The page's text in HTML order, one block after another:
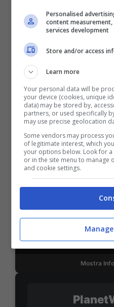
Per i nuovi utenti della
Bonus Scommesse +
Mostra
Bonus Benvenuto
50% sul
Mostra
Personalised
content measurement,
services development
Store and/or access
Learn more
Your personal data will be
your device (cookies, unique
data) may be stored by,
partners, or used specifically
may use precise geolocation
Some vendors may process
of legitimate interest, which
your options below. Look for
or in the site menu to manage
and cookie settings.